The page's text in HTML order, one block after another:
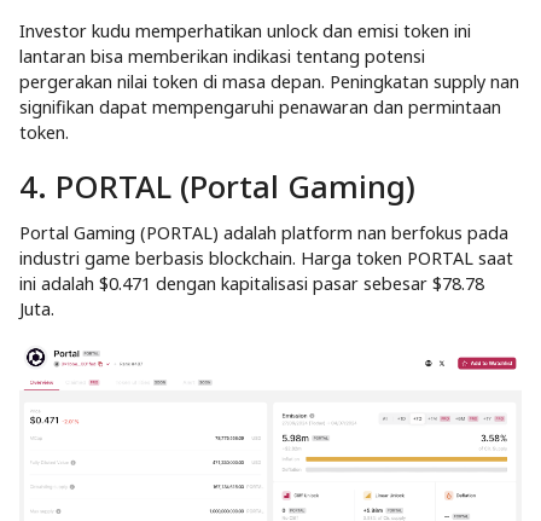
Investor kudu memperhatikan unlock dan emisi token ini
lantaran bisa memberikan indikasi tentang potensi
pergerakan nilai token di masa depan. Peningkatan supply nan
signifikan dapat mempengaruhi penawaran dan permintaan
token.
4. PORTAL (Portal Gaming)
Portal Gaming (PORTAL) adalah platform nan berfokus pada
industri game berbasis blockchain. Harga token PORTAL saat
ini adalah $0.471 dengan kapitalisasi pasar sebesar $78.78
Juta.